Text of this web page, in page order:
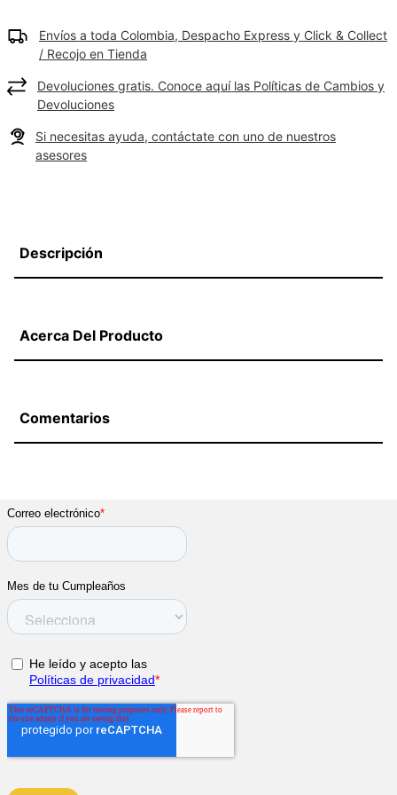
Envíos a toda Colombia, Despacho Express y Click & Collect
/ Recojo en Tienda
Devoluciones gratis. Conoce aquí las Políticas de Cambios y
Devoluciones
Si necesitas ayuda, contáctate con uno de nuestros
asesores
Descripción
Acerca Del Producto
Comentarios